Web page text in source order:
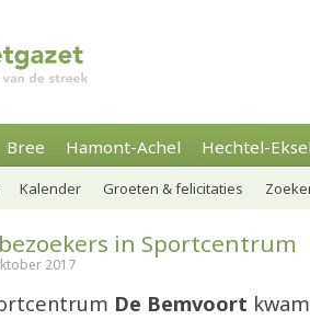
Bree Hamont-Achel Hechtel-
Kalender Groeten & felicitaties
in Sportcentrum
2017
De Bemvoort